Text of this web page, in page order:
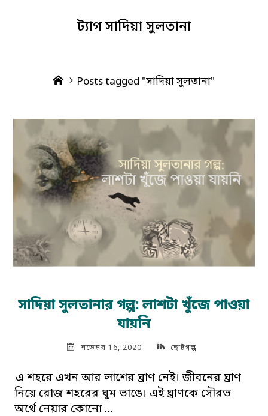
ট্যাগ সাদিয়া সুলতানা
HomePosts tagged "সাদিয়া সুলতানা"
সাদিয়া সুলতানার গল্প: লাশটা খুঁজে পাওয়া
যায়নি
নভেম্বর 16, 2020 ছোটগল্প
এ শহরে এখন আর লাশের ঘ্রাণ নেই। জীবনের ঘ্রাণ
নিয়ে রোজ শহরের ঘুম ভাঙে। এই ঘ্রাণকে সৌরভ
অর্থে নেয়ার কোনো …